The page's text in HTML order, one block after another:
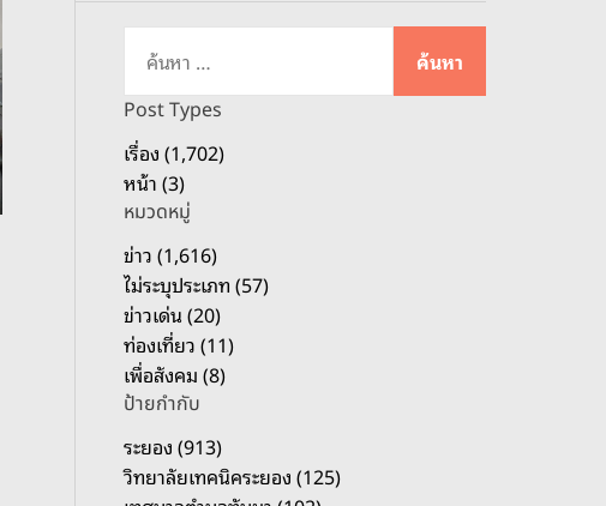
ห
สำ
ห
รั
บ
:
Post Types
เรื่อง (1,702)
หน้า (3)
หมวดหมู่
ข่าว (1,616)
ไม่ระบุประเภท (57)
ข่าวเด่น (20)
ท่องเที่ยว (11)
เพื่อสังคม (8)
ป้ายกำกับ
ระยอง (913)
วิทยาลัยเทคนิคระยอง (125)